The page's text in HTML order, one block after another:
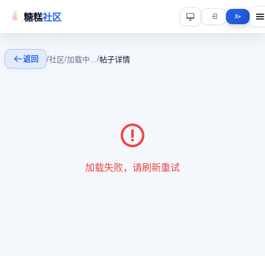
糖糕社区
返回 /社区/加载中.../帖子详情
加载失败，请刷新重试